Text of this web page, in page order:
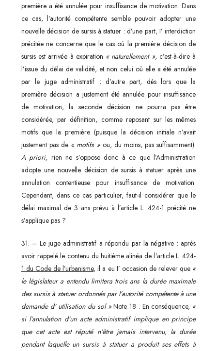
première a été annulée pour insuffisance de motivation. Dans
ce cas, l’autorité compétente semble pouvoir adopter une
nouvelle décision de sursis à statuer : d’une part, I’ interdiction
précitée ne concerne que le cas où la première décision de
sursis est arrivée à expiration « naturellement », c’est-à-dire à
l’issue du délai de validité, et non celui où elle a été annulée
par le juge administratif ; d’autre part, dès lors que la
première décision a justement été annulée pour insuffisance
de motivation, la seconde décision ne pourra pas être
considérée, par définition, comme reposant sur les mêmes
motifs que la première (puisque la décision initiale n’avait
justement pas de « motifs » ou, du moins, pas suffisamment).
A priori, rien ne s’oppose donc à ce que l’Administration
adopte une nouvelle décision de sursis à statuer après une
annulation contentieuse pour insuffisance de motivation.
Cependant, dans ce cas particulier, faut-il considérer que le
délai maximal de 3 ans prévu à l’article L. 424-1 précité ne
s’applique pas ?
31. – Le juge administratif a répondu par la négative : après
avoir rappelé le contenu du huitième alinéa de l’article L. 424-
1 du Code de l’urbanisme, il a eu I’ occasion de relever que «
le législateur a entendu limitera trois ans la durée maximale
des sursis à statuer ordonnés par l’autorité compétente à une
demande d’ utilisation du sol »Note 18 . En conséquence, «
si l’annulation d’un acte administratif implique en principe
que cet acte est réputé n’être jamais intervenu, la durée
pendant laquelle un sursis à statuer a produit ses effets à